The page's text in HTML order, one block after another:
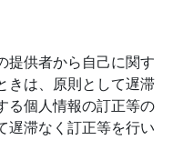
供者から自己に関す
きは、原則として遅滞
る個人情報の訂正等の
遅滞なく訂正等を行い